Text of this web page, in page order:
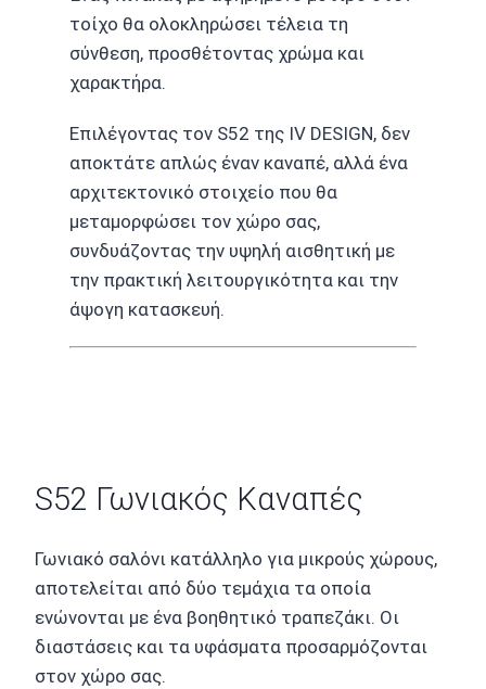
τοίχο θα ολοκληρώσει τέλεια τη
σύνθεση, προσθέτοντας χρώμα και
χαρακτήρα.
Επιλέγοντας τον S52 της IV DESIGN, δεν
αποκτάτε απλώς έναν καναπέ, αλλά ένα
αρχιτεκτονικό στοιχείο που θα
μεταμορφώσει τον χώρο σας,
συνδυάζοντας την υψηλή αισθητική με
την πρακτική λειτουργικότητα και την
άψογη κατασκευή.
S52 Γωνιακός Καναπές
Γωνιακό σαλόνι κατάλληλο για μικρούς χώρους,
αποτελείται από δύο τεμάχια τα οποία
ενώνονται με ένα βοηθητικό τραπεζάκι. Οι
διαστάσεις και τα υφάσματα προσαρμόζονται
στον χώρο σας.